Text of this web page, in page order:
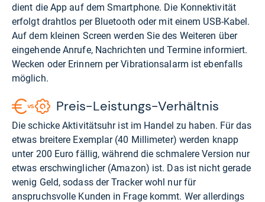
dient die App auf dem Smartphone. Die Konnektivität
erfolgt drahtlos per Bluetooth oder mit einem USB-Kabel.
Auf dem kleinen Screen werden Sie des Weiteren über
eingehende Anrufe, Nachrichten und Termine informiert.
Wecken oder Erinnern per Vibrationsalarm ist ebenfalls
möglich.
Preis-Leistungs-Verhältnis
Die schicke Aktivitätsuhr ist im Handel zu haben. Für das
etwas breitere Exemplar (40 Millimeter) werden knapp
unter 200 Euro fällig, während die schmalere Version nur
etwas erschwinglicher (Amazon) ist. Das ist nicht gerade
wenig Geld, sodass der Tracker wohl nur für
anspruchsvolle Kunden in Frage kommt. Wer allerdings